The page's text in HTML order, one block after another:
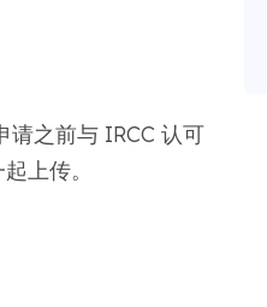
请之前与 IRCC 认可
上传。